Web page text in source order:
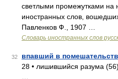
светлыми промежутками на
иностранных слов, вошедших
Павленков Ф., 1907 …
Словарь иностранных слов
32 впавший в
28 • лишившийся разума